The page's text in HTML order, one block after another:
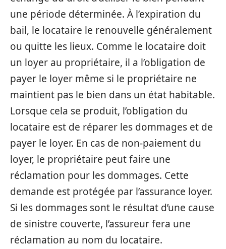
une période déterminée. À l’expiration du
bail, le locataire le renouvelle généralement
ou quitte les lieux. Comme le locataire doit
un loyer au propriétaire, il a l’obligation de
payer le loyer même si le propriétaire ne
maintient pas le bien dans un état habitable.
Lorsque cela se produit, l’obligation du
locataire est de réparer les dommages et de
payer le loyer. En cas de non-paiement du
loyer, le propriétaire peut faire une
réclamation pour les dommages. Cette
demande est protégée par l’assurance loyer.
Si les dommages sont le résultat d’une cause
de sinistre couverte, l’assureur fera une
réclamation au nom du locataire.